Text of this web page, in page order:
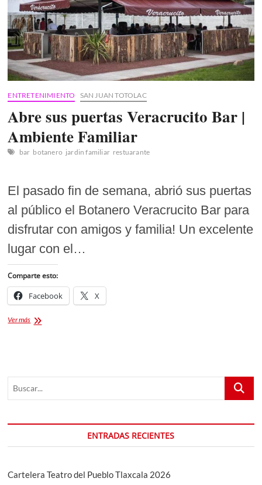
ENTRETENIMIENTO SAN JUAN TOTOLAC
Abre sus puertas Veracrucito Bar |
Ambiente Familiar
bar botanero jardin familiar restuarante
El pasado fin de semana, abrió sus puertas
al público el Botanero Veracrucito Bar para
disfrutar con amigos y familia! Un excelente
lugar con el…
Comparte esto:
Facebook X
Ver másAbre
Familiar
Buscar...
ENTRADAS RECIENTES
Cartelera Teatro del Pueblo Tlaxcala 2026